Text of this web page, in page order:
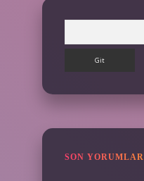
SON YORUMLAR